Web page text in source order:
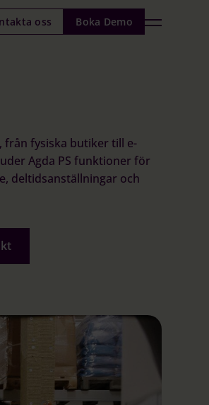
Boka Demo
oss
från fysiska butiker till e-
Agda PS funktioner för
deltidsanställningar och